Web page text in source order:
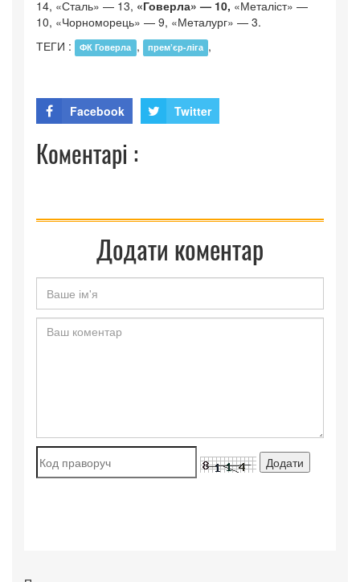
14, «Сталь» — 13, «Говерла» — 10, «Металіст» —
10, «Чорноморець» — 9, «Металург» — 3.
ТЕГИ :
ФК Говерла , прем’єр-ліга ,
Facebook Twitter
Коментарі :
Додати коментар